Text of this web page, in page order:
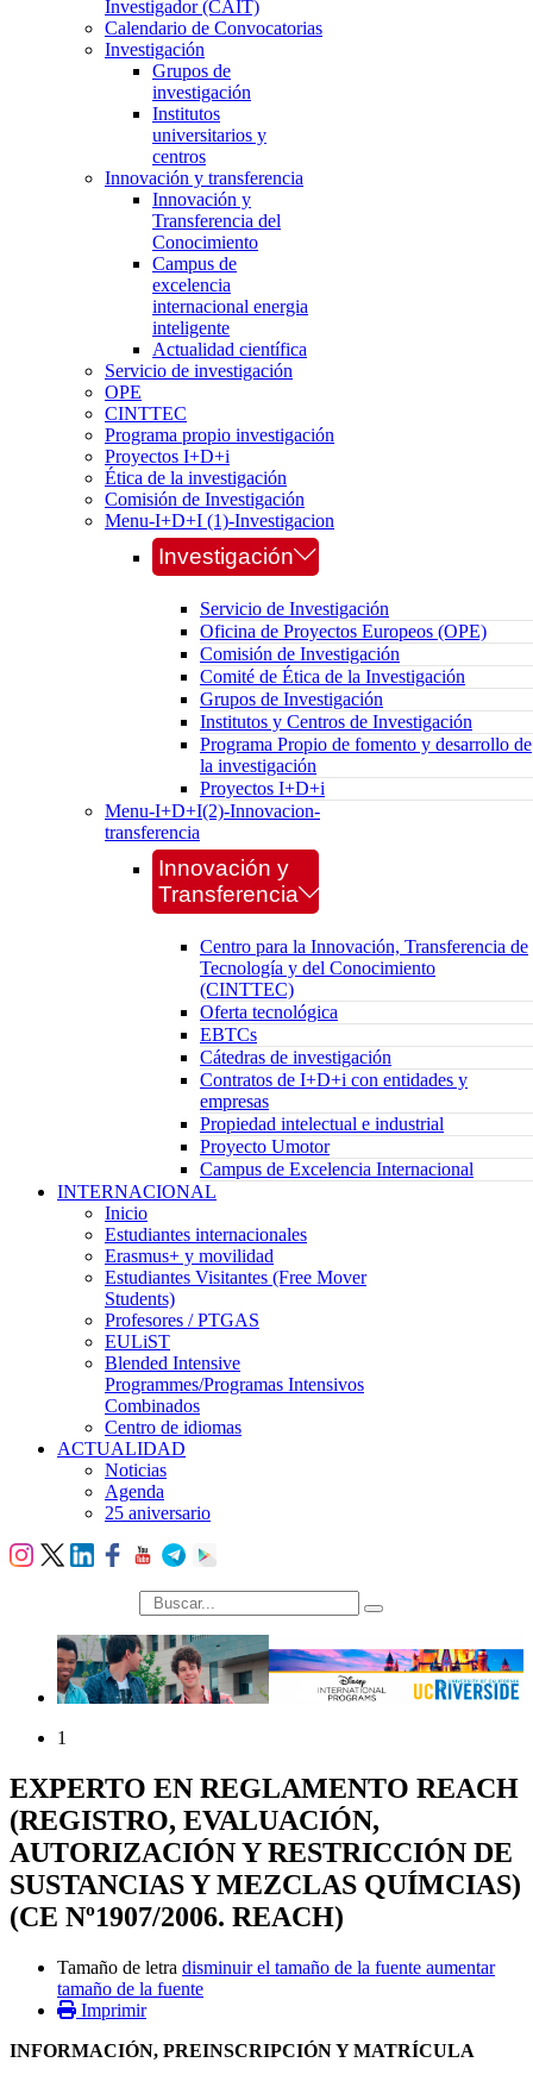
Investigador (CAIT)
Calendario de Convocatorias
Investigación
Grupos de
investigación
Institutos
universitarios y
centros
Innovación y transferencia
Innovación y
Transferencia del
Conocimiento
Campus de
excelencia
internacional energia
inteligente
Actualidad científica
Servicio de investigación
OPE
CINTTEC
Programa propio investigación
Proyectos I+D+i
Ética de la investigación
Comisión de Investigación
Menu-I+D+I (1)-Investigacion
Investigación
Servicio de Investigación
Oficina de Proyectos Europeos (OPE)
Comisión de Investigación
Comité de Ética de la Investigación
Grupos de Investigación
Institutos y Centros de Investigación
Programa Propio de fomento y desarrollo de
la investigación
Proyectos I+D+i
Menu-I+D+I(2)-Innovacion-
transferencia
Innovación y
Transferencia
Centro para la Innovación, Transferencia de
Tecnología y del Conocimiento
(CINTTEC)
Oferta tecnológica
EBTCs
Cátedras de investigación
Contratos de I+D+i con entidades y
empresas
Propiedad intelectual e industrial
Proyecto Umotor
Campus de Excelencia Internacional
INTERNACIONAL
Inicio
Estudiantes internacionales
Erasmus+ y movilidad
Estudiantes Visitantes (Free Mover
Students)
Profesores / PTGAS
EULiST
Blended Intensive
Programmes/Programas Intensivos
Combinados
Centro de idiomas
ACTUALIDAD
Noticias
Agenda
25 aniversario
búsqueda
1
EXPERTO EN REGLAMENTO REACH
(REGISTRO, EVALUACIÓN,
AUTORIZACIÓN Y RESTRICCIÓN DE
SUSTANCIAS Y MEZCLAS QUÍMCIAS)
(CE Nº1907/2006. REACH)
Tamaño de letra disminuir el tamaño de la fuente aumentar
tamaño de la fuente
Imprimir
INFORMACIÓN, PREINSCRIPCIÓN Y MATRÍCULA